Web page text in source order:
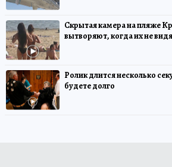
Скрытая камера на пляже
вытворяют, когда их не
Ролик длится несколько
будете долго